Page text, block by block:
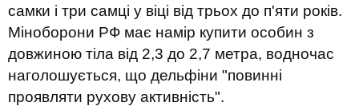
самки і три самці у віці від трьох до п'яти років.
Міноборони РФ має намір купити особин з
довжиною тіла від 2,3 до 2,7 метра, водночас
наголошується, що дельфіни "повинні
проявляти рухову активність".